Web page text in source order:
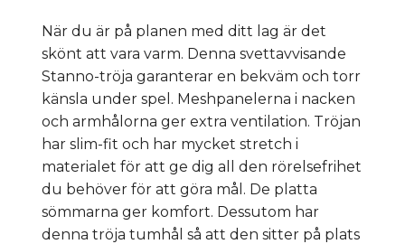
När du är på planen med ditt lag är det
skönt att vara varm. Denna svettavvisande
Stanno-tröja garanterar en bekväm och torr
känsla under spel. Meshpanelerna i nacken
och armhålorna ger extra ventilation. Tröjan
har slim-fit och har mycket stretch i
materialet för att ge dig all den rörelsefrihet
du behöver för att göra mål. De platta
sömmarna ger komfort. Dessutom har
denna tröja tumhål så att den sitter på plats